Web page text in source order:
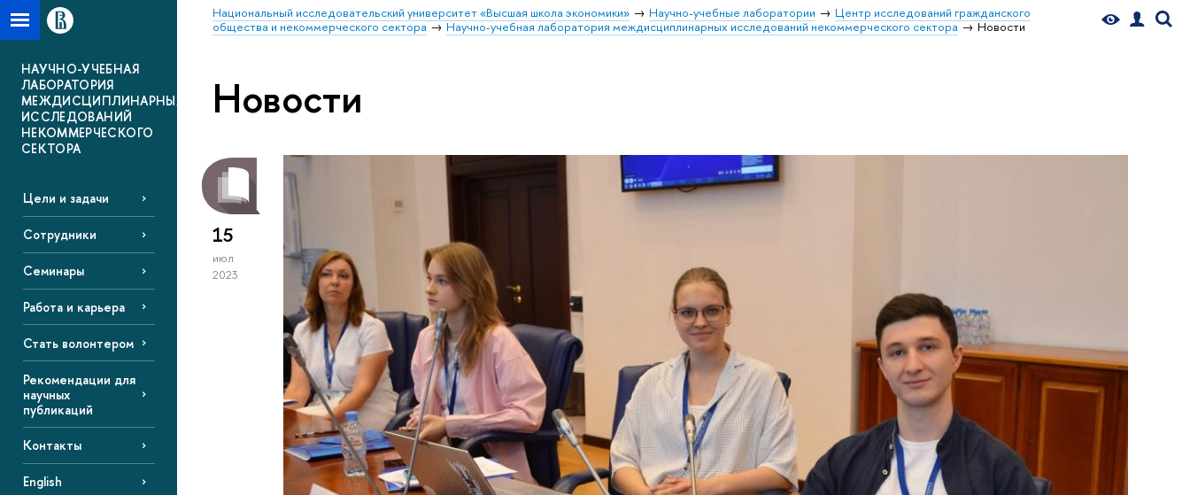
Национальный исследовательский университет «Высшая школа экономики» Научно-учебные лаборатории
Центр исследований гражданского
общества и некоммерческого сектора
Научно-учебная лаборатория междисциплинарных исследований некоммерческого сектора Новости
НАУЧНО-УЧЕБНАЯ
ЛАБОРАТОРИЯ
МЕЖДИСЦИПЛИНАРНЫХ
ИССЛЕДОВАНИЙ
НЕКОММЕРЧЕСКОГО
СЕКТОРА
Цели и задачи
Сотрудники
Семинары
Работа и карьера
Стать волонтером
Рекомендации для
научных
публикаций
Контакты
English
Новости
15
июл
2023